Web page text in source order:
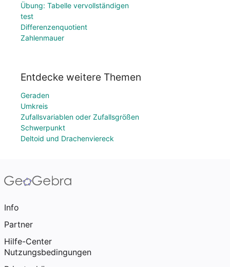
Übung: Tabelle vervollständigen
test
Differenzenquotient
Zahlenmauer
Entdecke weitere Themen
Geraden
Umkreis
Zufallsvariablen oder Zufallsgrößen
Schwerpunkt
Deltoid und Drachenviereck
Info
Partner
Hilfe-Center
Nutzungsbedingungen